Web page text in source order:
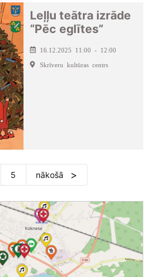
Leļļu teātra izrāde
“Pēc eglītes”
16.12.2025 11:00 - 12:00
Skrīveru kultūras centrs
5 nākošā